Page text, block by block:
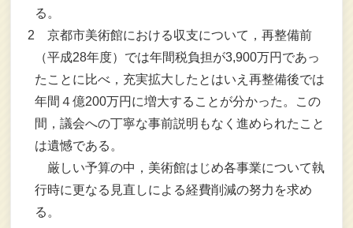
る。
2 京都市美術館における収支について，再整備前
（平成28年度）では年間税負担が3,900万円であっ
たことに比べ，充実拡大したとはいえ再整備後では
年間４億200万円に増大することが分かった。この
間，議会への丁寧な事前説明もなく進められたこと
は遺憾である。
厳しい予算の中，美術館はじめ各事業について執
行時に更なる見直しによる経費削減の努力を求め
る。